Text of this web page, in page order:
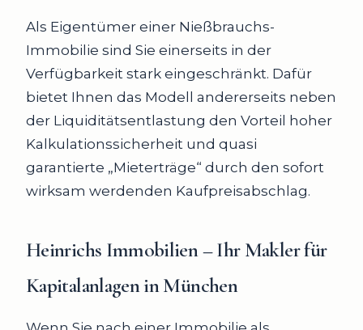
Als Eigentümer einer Nießbrauchs-
Immobilie sind Sie einerseits in der
Verfügbarkeit stark eingeschränkt. Dafür
bietet Ihnen das Modell andererseits neben
der Liquiditätsentlastung den Vorteil hoher
Kalkulationssicherheit und quasi
garantierte „Mieterträge“ durch den sofort
wirksam werdenden Kaufpreisabschlag.
Heinrichs Immobilien – Ihr Makler für
Kapitalanlagen in München